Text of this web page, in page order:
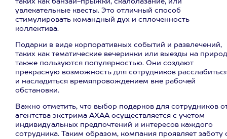
таких как банзай-прыжки, скалолазание, или
увлекательные квесты. Это отличный способ
стимулировать командный дух и сплоченность
коллектива.
Подарки в виде корпоративных событий и развлечений,
таких как тематические вечеринки или выезды на
также пользуются популярностью. Они создают
прекрасную возможность для сотрудников
и насладиться времяпровождением вне рабочей
обстановки.
Важно отметить, что выбор подарков для сотрудников
агентства экстрима АХАА осуществляется с учетом
индивидуальных предпочтений и интересов каждого
сотрудника. Таким образом, компания проявляет заботу